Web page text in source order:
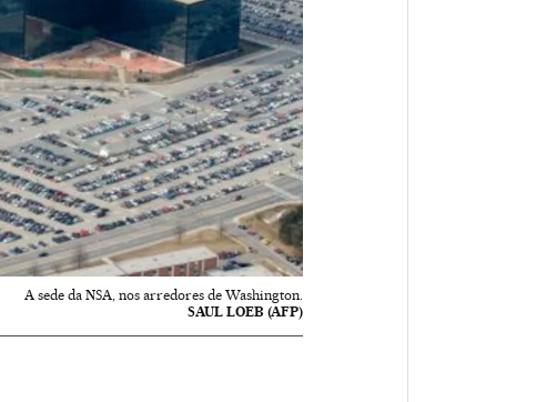
A sede da NSA, nos arredores de Washington.
SAUL LOEB (AFP)